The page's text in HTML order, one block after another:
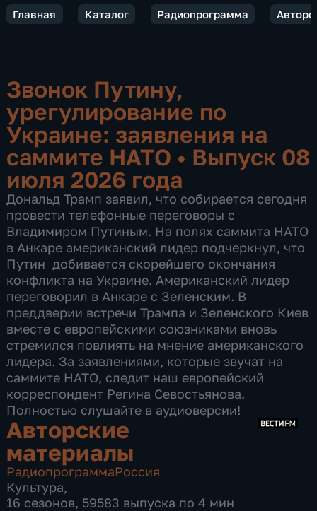
Главная Каталог Радиопрограмма
Звонок Путину,
урегулирование по
Украине: заявления на
саммите НАТО • Выпуск 08
июля 2026 года
Дональд Трамп заявил, что собирается сегодня
провести телефонные переговоры с
Владимиром Путиным. На полях саммита НАТО
в Анкаре американский лидер подчеркнул, что
Путин добивается скорейшего окончания
конфликта на Украине. Американский лидер
переговорил в Анкаре с Зеленским. В
преддверии встречи Трампа и Зеленского Киев
вместе с европейскими союзниками вновь
стремился повлиять на мнение американского
лидера. За заявлениями, которые звучат на
саммите НАТО, следит наш европейский
корреспондент Регина Севостьянова.
Полностью слушайте в аудиоверсии!
Авторские
материалы
РадиопрограммаРоссия
Культура,
16 сезонов, 59583 выпуска по 4 мин